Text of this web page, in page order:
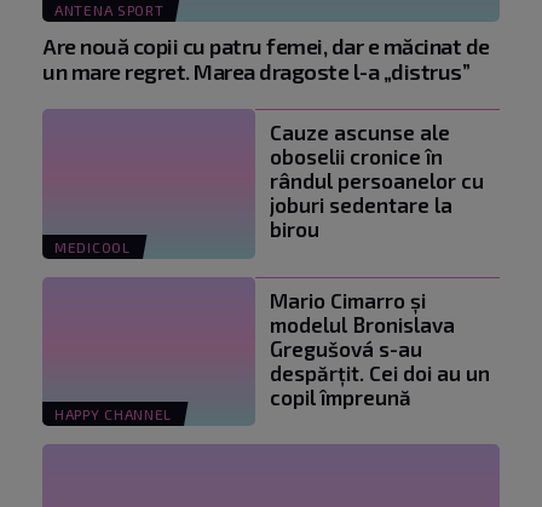
ANTENA SPORT
Are nouă copii cu patru femei, dar e măcinat de
un mare regret. Marea dragoste l-a „distrus”
MEDICOOL
Cauze ascunse ale
oboselii cronice în
rândul persoanelor cu
joburi sedentare la
birou
HAPPY CHANNEL
Mario Cimarro și
modelul Bronislava
Gregušová s-au
despărțit. Cei doi au un
copil împreună